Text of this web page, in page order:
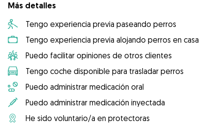
Más detalles
Tengo experiencia previa paseando perros
Tengo experiencia previa alojando perros en casa
Puedo facilitar opiniones de otros clientes
Tengo coche disponible para trasladar perros
Puedo administrar medicación oral
Puedo administrar medicación inyectada
He sido voluntario/a en protectoras